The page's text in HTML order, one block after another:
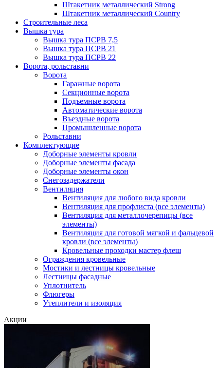
Штакетник металлический Strong
Штакетник металлический Country
Строительные леса
Вышка тура
Вышка тура ПСРВ 7,5
Вышка тура ПСРВ 21
Вышка тура ПСРВ 22
Ворота, рольставни
Ворота
Гаражные ворота
Секционные ворота
Подъемные ворота
Автоматические ворота
Въездные ворота
Промышленные ворота
Рольставни
Комплектующие
Доборные элементы кровли
Доборные элементы фасада
Доборные элементы окон
Снегозадержатели
Вентиляция
Вентиляция для любого вида кровли
Вентиляция для профлиста (все элементы)
Вентиляция для металлочерепицы (все
элементы)
Вентиляция для готовой мягкой и фальцевой
кровли (все элементы)
Кровельные проходки мастер флеш
Ограждения кровельные
Мостики и лестницы кровельные
Лестницы фасадные
Уплотнитель
Флюгеры
Утеплители и изоляция
Акции